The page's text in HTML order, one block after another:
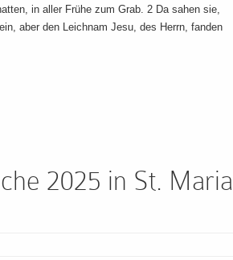
in aller Frühe zum Grab. 2 Da sahen sie,
aber den Leichnam Jesu, des Herrn, fanden
2025 in St. Maria